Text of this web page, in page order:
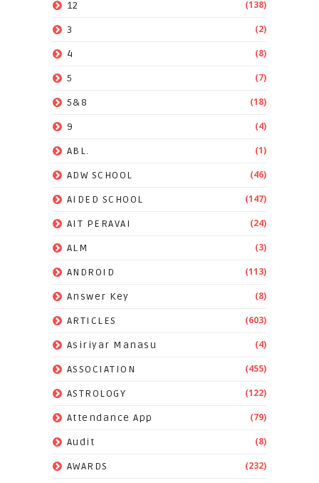
12 (138)
3 (2)
4 (8)
5 (7)
5&8 (18)
9 (4)
ABL. (1)
ADW SCHOOL (46)
AIDED SCHOOL (147)
AIT PERAVAI (24)
ALM (3)
ANDROID (113)
Answer Key (8)
ARTICLES (603)
Asiriyar Manasu (4)
ASSOCIATION (455)
ASTROLOGY (122)
Attendance App (79)
Audit (8)
AWARDS (232)